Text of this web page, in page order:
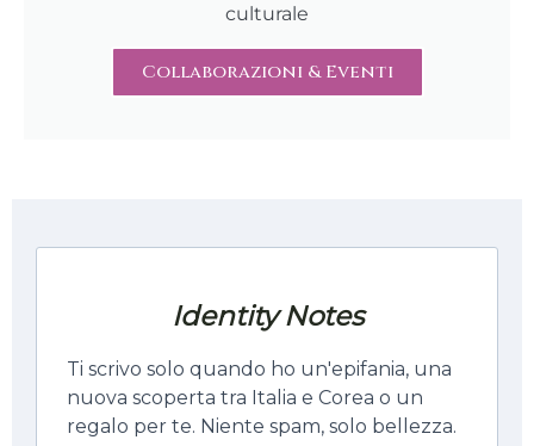
culturale
Collaborazioni & Eventi